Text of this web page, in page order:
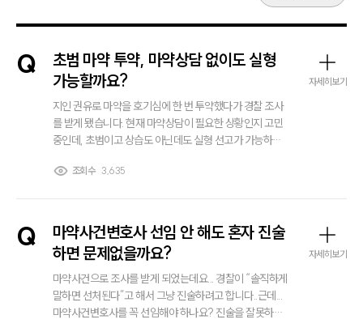
Q
초범 마약 투약, 마약상담 없이도 실형
가능할까요?
지인 권유로 마약을 호기심에 한 번 투약했다가 경찰 조사
를 받게 됐습니다. 현재 마약상담이 필요한 상황인지 고민
중인데, 초범이고 상습도 아닌데도 실형 선고가 가능하다
을 거라 생각하는데도 실형 나올 수 있나요? 실제로 어느
조회수 3,635
자세히보기
Q
마약사건변호사 선임 안 해도 혼자 진술
하면 문제없을까요?
마약사건으로 조사를 받게 되었는데요... 경찰이 “솔직하게
말하면 선처된다”고 해서 그냥 진술하려고 합니다..근데...
마약사건변호사를 꼭 선임해야 하나요? 진술을 잘못하면
자세히보기